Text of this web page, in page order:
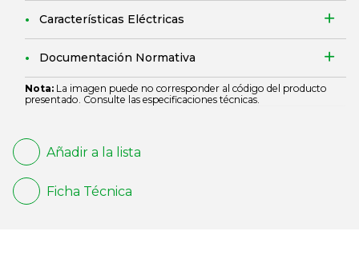
Características Eléctricas
Documentación Normativa
Nota: La imagen puede no corresponder al código del producto
presentado. Consulte las especificaciones técnicas.
Añadir a la lista
Ficha Técnica